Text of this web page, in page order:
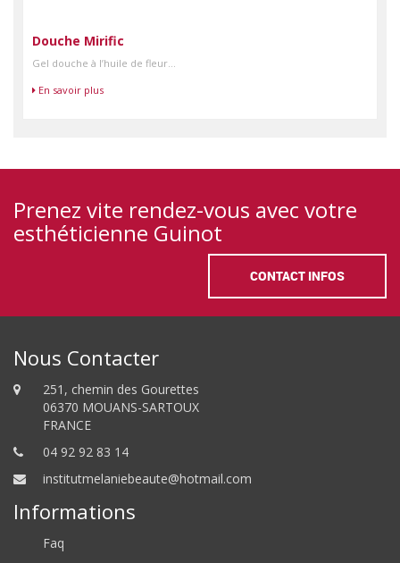
Douche Mirific
Gel douche à l’huile de fleur...
En savoir plus
Prenez vite rendez-vous avec votre
esthéticienne Guinot
CONTACT INFOS
Nous Contacter
251, chemin des Gourettes
06370 MOUANS-SARTOUX
FRANCE
04 92 92 83 14
institutmelaniebeaute@hotmail.com
Informations
Faq